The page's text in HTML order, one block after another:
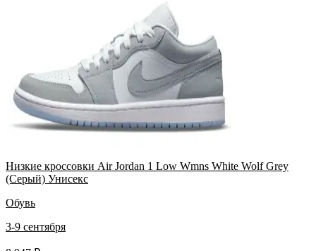
Низкие кроссовки Air Jordan 1 Low Wmns White Wolf Grey
(Серый) Унисекс
Обувь
3-9 сентября